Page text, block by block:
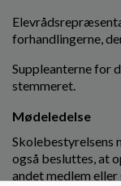
forhandlingerne,
Suppleanterne for
stemmeret.
Mødeledelse
Skolebestyrelsens
også besluttes, at
andet medlem